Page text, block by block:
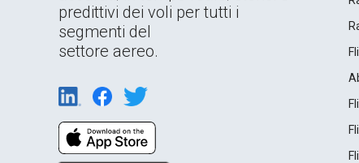
predittivi dei voli per tutti i
segmenti del
settore aereo.